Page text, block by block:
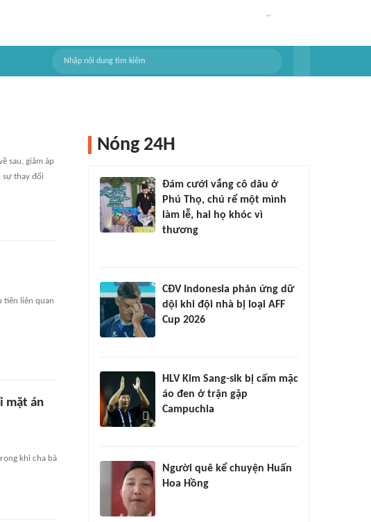
sau, giảm áp
sự thay đổi
tiên liên quan
mặt án
khi cha bà
Nóng 24H
Đám cưới vắng cô dâu ở
Phú Thọ, chú rể một mình
làm lễ, hai họ khóc vì
thương
CĐV Indonesia phản ứng dữ
dội khi đội nhà bị loại AFF
Cup 2026
HLV Kim Sang-sik bị cấm mặc
áo đen ở trận gặp
Campuchia
Người quê kể chuyện Huấn
Hoa Hồng